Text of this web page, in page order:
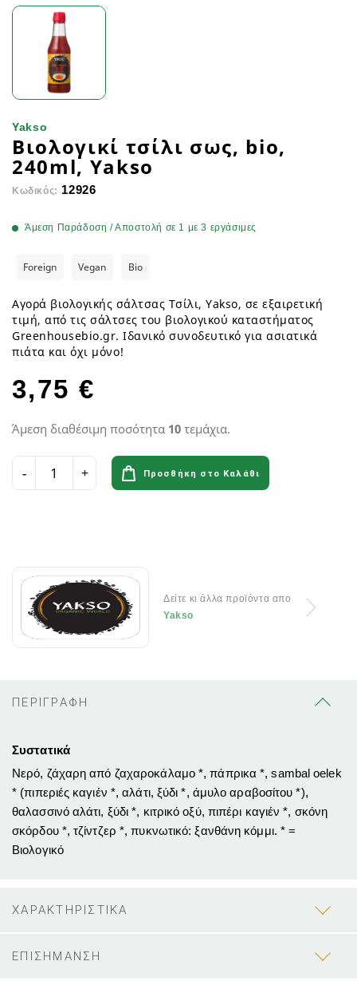
Yakso
Βιολογικί τσίλι σως, bio,
240ml, Yakso
Κωδικός: 12926
Άμεση Παράδοση / Αποστολή σε 1 με 3 εργάσιμες
Foreign Vegan Bio
Αγορά βιολογικής σάλτσας Τσίλι, Yakso, σε εξαιρετική
τιμή, από τις σάλτσες του βιολογικού καταστήματος
Greenhousebio.gr. Ιδανικό συνοδευτικό για ασιατικά
πιάτα και όχι μόνο!
3,75 €
Άμεση διαθέσιμη ποσότητα 10 τεμάχια.
Προσθήκη στο Καλάθι
Δείτε κι άλλα προϊόντα απο
Yakso
ΠΕΡΙΓΡΑΦΗ
Συστατικά
Νερό, ζάχαρη από ζαχαροκάλαμο *, πάπρικα *, sambal oelek
* (πιπεριές καγιέν *, αλάτι, ξύδι *, άμυλο αραβοσίτου *),
θαλασσινό αλάτι, ξύδι *, κιτρικό οξύ, πιπέρι καγιέν *, σκόνη
σκόρδου *, τζίντζερ *, πυκνωτικό: ξανθάνη κόμμι. * =
Βιολογικό
ΧΑΡΑΚΤΗΡΙΣΤΙΚΑ
ΕΠΙΣΗΜΑΝΣΗ